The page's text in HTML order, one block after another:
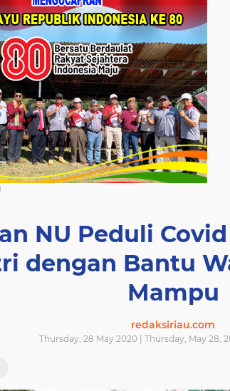
NU Peduli
dengan Bantu
Mampu
redaksiriau.com
Thursday, 28 May 2020 | Thursday, May 28,